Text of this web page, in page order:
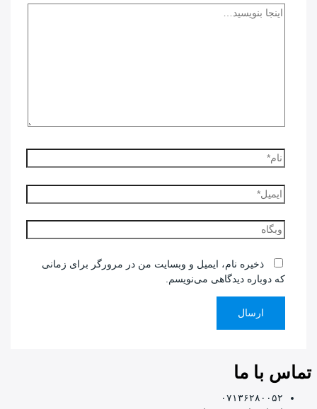
اینجا
نام*
ایمیل*
وبگاه
ذخیره نام، ایمیل و وبسایت من در مرورگر برای زمانی
که دوباره دیدگاهی می‌نویسم.
تماس با ما
۰۷۱۳۶۲۸۰۰۵۲